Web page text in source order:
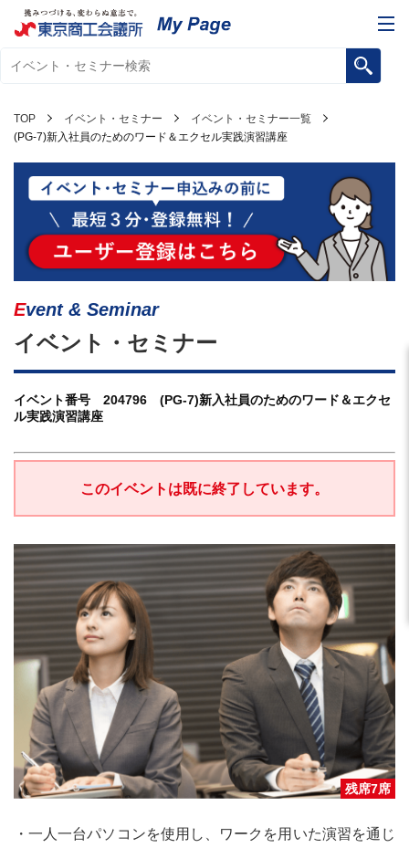
TOP イベント・セミナー
イベント・セミナー一覧
(PG-7)新入社員のためのワード＆エクセル実践演習講座
Event & Seminar
イベント・セミナー
イベント番号 204796 (PG-7)新入社員のためのワード＆エクセ
ル実践演習講座
このイベントは既に終了しています。
残席7席
・一人一台パソコンを使用し、ワークを用いた演習を通じ